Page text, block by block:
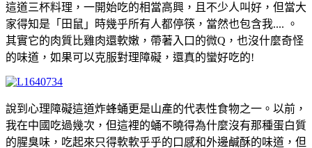
這道三杯料理，一開始吃的相當高興，且不少人叫好，但當大
家得知是「田鼠」時幾乎所有人都停筷，當然也包含我.... 。
其實它的肉質比雞肉還軟嫩，帶著入口的微Q，也沒什麼奇怪
的味道，如果可以克服對理障礙，還真的蠻好吃的!
說到心理障礙這道炸蜂蛹更是山產的代表性食物之一。以前，
我在中國吃過幾次，但這裡的蛹不曉得為什麼沒有那種蛋白質
的腥臭味，吃起來只得軟軟乎乎的口感和外邊鹹酥的味道，但